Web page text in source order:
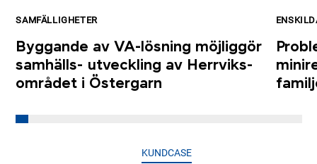
SAMFÄLLIGHETER
Byggande av VA-lösning möjliggör
samhälls- utveckling av Herrviks-
området i Östergarn
KUNDCASE